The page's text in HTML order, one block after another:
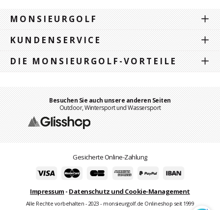
MONSIEURGOLF
KUNDENSERVICE
DIE MONSIEURGOLF-VORTEILE
Besuchen Sie auch unsere anderen Seiten
Outdoor, Wintersport und Wassersport
Gesicherte Online-Zahlung
Impressum - Datenschutz und Cookie-Management
Alle Rechte vorbehalten - 2023 - monsieurgolf.de Onlineshop seit 1999